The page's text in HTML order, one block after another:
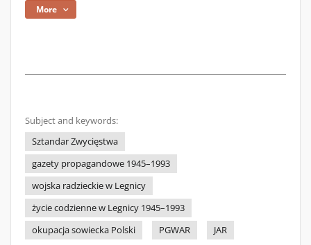
More
Subject and keywords:
Sztandar Zwycięstwa
gazety propagandowe 1945–1993
wojska radzieckie w Legnicy
życie codzienne w Legnicy 1945–1993
okupacja sowiecka Polski
PGWAR JAR